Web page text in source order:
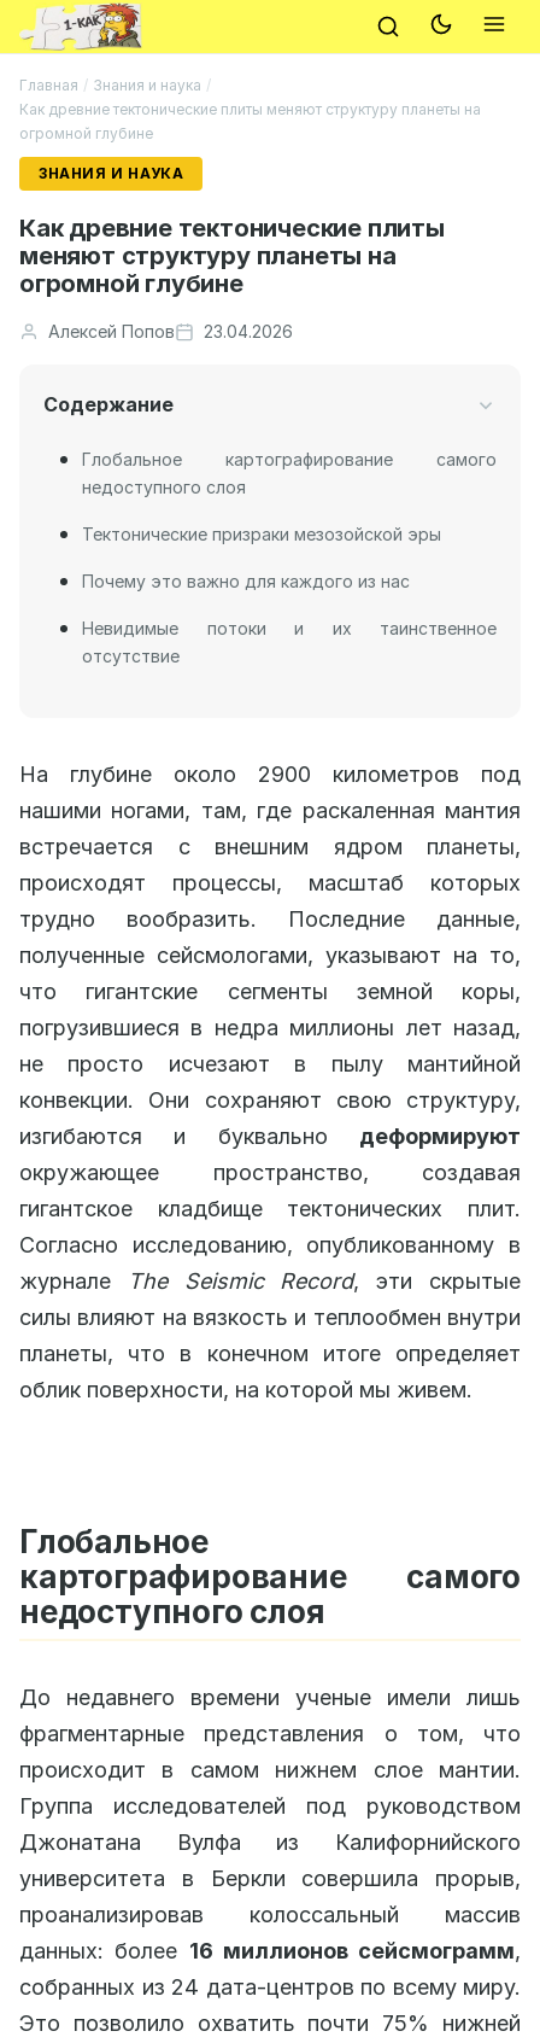
Главная / Знания и наука /
Как древние тектонические плиты меняют структуру планеты на
огромной глубине
ЗНАНИЯ И НАУКА
Как древние тектонические плиты
меняют структуру планеты на
огромной глубине
Алексей Попов 23.04.2026
Содержание
Глобальное картографирование самого
недоступного слоя
Тектонические призраки мезозойской эры
Почему это важно для каждого из нас
Невидимые потоки и их таинственное
отсутствие
На глубине около 2900 километров под
нашими ногами, там, где раскаленная мантия
встречается с внешним ядром планеты,
происходят процессы, масштаб которых
трудно вообразить. Последние данные,
полученные сейсмологами, указывают на то,
что гигантские сегменты земной коры,
погрузившиеся в недра миллионы лет назад,
не просто исчезают в пылу мантийной
конвекции. Они сохраняют свою структуру,
изгибаются и буквально деформируют
окружающее пространство, создавая
гигантское кладбище тектонических плит.
Согласно исследованию, опубликованному в
журнале
The Seismic Record, эти скрытые
силы влияют на вязкость и теплообмен внутри
планеты, что в конечном итоге определяет
облик поверхности, на которой мы живем.
Глобальное
картографирование самого
недоступного слоя
До недавнего времени ученые имели лишь
фрагментарные представления о том, что
происходит в самом нижнем слое мантии.
Группа исследователей под руководством
Джонатана Вулфа из Калифорнийского
университета в Беркли совершила прорыв,
проанализировав колоссальный массив
данных: более 16 миллионов сейсмограмм,
собранных из 24 дата-центров по всему миру.
Это позволило охватить почти 75% нижней